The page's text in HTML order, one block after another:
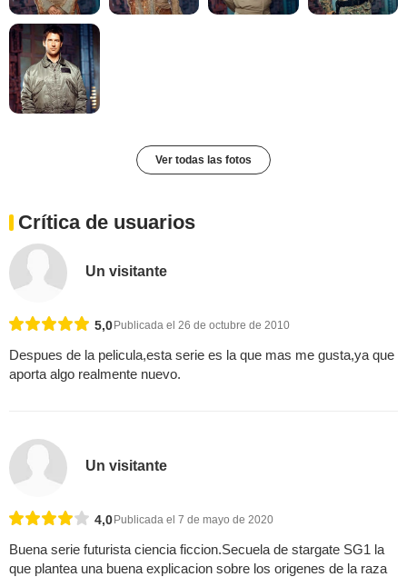
Ver todas las fotos
Crítica de usuarios
Un visitante
5,0Publicada el 26 de octubre de 2010
Despues de la pelicula,esta serie es la que mas me gusta,ya que
aporta algo realmente nuevo.
Un visitante
4,0Publicada el 7 de mayo de 2020
Buena serie futurista ciencia ficcion.Secuela de stargate SG1 la
que plantea una buena explicacion sobre los origenes de la raza